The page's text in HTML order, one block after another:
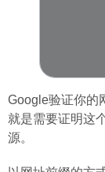
Google验证你的
就是需要证明这
源。